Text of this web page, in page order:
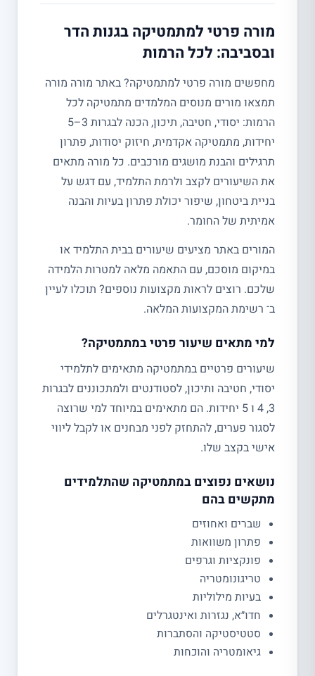
מורה פרטי למתמטיקה בגנות הדר
ובסביבה: לכל הרמות
מחפשים מורה פרטי למתמטיקה? באתר מורה מורה
תמצאו מורים מנוסים המלמדים מתמטיקה לכל
הרמות: יסודי, חטיבה, תיכון, הכנה לבגרות 3–5
יחידות, מתמטיקה אקדמית, חיזוק יסודות, פתרון
תרגילים והבנת מושגים מורכבים. כל מורה מתאים
את השיעורים לקצב ולרמת התלמיד, עם דגש על
בניית ביטחון, שיפור יכולת פתרון בעיות והבנה
אמיתית של החומר.
המורים באתר מציעים שיעורים בבית התלמיד או
במיקום מוסכם, עם התאמה מלאה למטרות הלמידה
שלכם. רוצים לראות מקצועות נוספים? תוכלו לעיין
ב־ רשימת המקצועות המלאה.
למי מתאים שיעור פרטי במתמטיקה?
שיעורים פרטיים במתמטיקה מתאימים לתלמידי
יסודי, חטיבה ותיכון, לסטודנטים ולמתכוננים לבגרות
3, 4 ו 5 יחידות. הם מתאימים במיוחד למי שרוצה
לסגור פערים, להתחזק לפני מבחנים או לקבל ליווי
אישי בקצב שלו.
נושאים נפוצים במתמטיקה שהתלמידים
מתקשים בהם
שברים ואחוזים
פתרון משוואות
פונקציות וגרפים
טריגונומטריה
בעיות מילוליות
חדו״א, נגזרות ואינטגרלים
סטטיסטיקה והסתברות
גיאומטריה והוכחות